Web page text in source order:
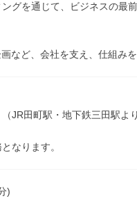
グを通じて、ビジネスの最
など、会社を支え、仕組み
JR田町駅・地下鉄三田駅よ
なります。
)